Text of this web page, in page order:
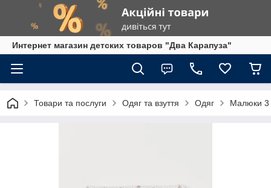
Интернет магазин детских товаров "Два Карапуза"
Товари та послуги Одяг та взуття Одяг Малюки 3